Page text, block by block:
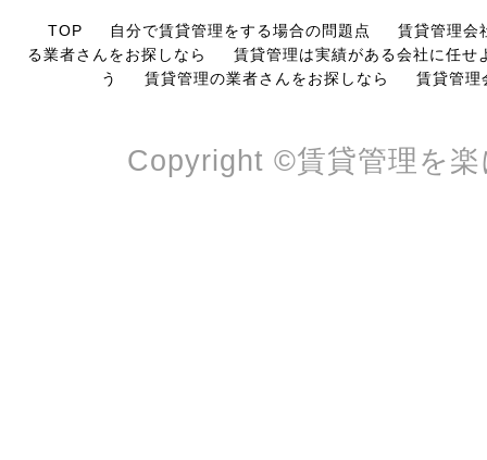
TOP 自分で賃貸管理をする場合の問題点
賃貸管理会
る業者さんをお探しなら
賃貸管理は実績がある会社に任せ
う
賃貸管理の業者さんをお探しなら 賃貸管理
Copyright ©賃貸管理を